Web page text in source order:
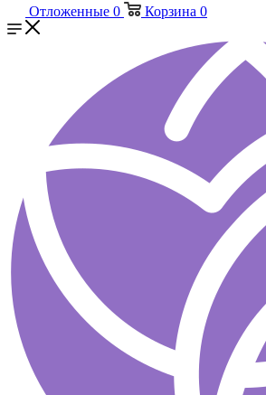
Отложенные 0 Корзина 0